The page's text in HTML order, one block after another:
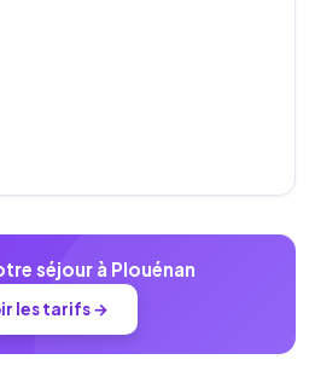
séjour à Plouénan
les tarifs →